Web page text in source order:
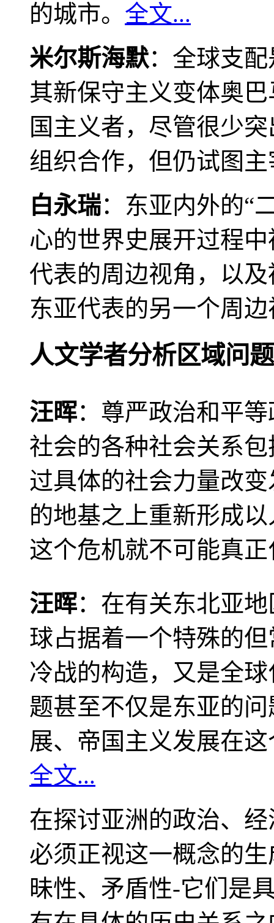
的城市。 全文...
米尔斯海默：全球支
其新保守主义变体奥
国主义者，尽管很少
组织合作，但仍试图
白永瑞：东亚内外的“
心的世界史展开过程
代表的周边视角，以
东亚代表的另一个周
人文学者分析区域问题
汪晖：尊严政治和平
社会的各种社会关系
过具体的社会力量改
的地基之上重新形成
这个危机就不可能真
汪晖：在有关东北亚
球占据着一个特殊的
冷战的构造，又是全
题甚至不仅是东亚的
展、帝国主义发展在
全文...
在探讨亚洲的政治、
必须正视这一概念的
昧性、矛盾性-它们是